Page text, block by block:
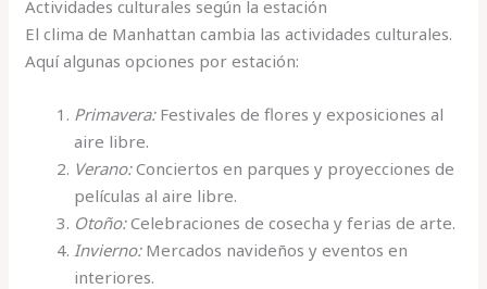
Actividades culturales según la estación
El clima de Manhattan cambia las actividades culturales.
Aquí algunas opciones por estación:
Primavera:Festivales de flores y exposiciones al
aire libre.
Verano:Conciertos en parques y proyecciones de
películas al aire libre.
Otoño:Celebraciones de cosecha y ferias de arte.
Invierno:Mercados navideños y eventos en
interiores.